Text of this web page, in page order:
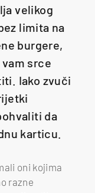
velikog
limita na
burgere,
srce
Iako zvuči
da
karticu.
oni kojima
razne